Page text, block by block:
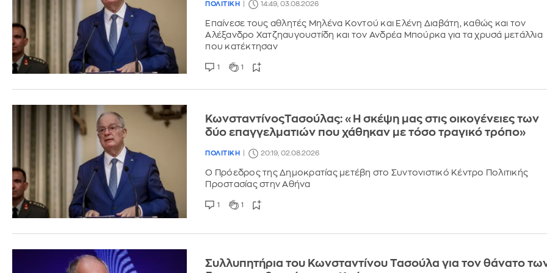
ΠΟΛΙΤΙΚΗ 14:49, 03.08.2026
Eπαίνεσε τους αθλητές Μηλένα Κοντού και Ελένη Διαβάτη, καθώς και τον
Αλέξανδρο Χατζηαυγουστίδη και τον Ανδρέα Μπούρκα για τα χρυσά μετάλλια
που κατέκτησαν
1 1
ΚωνσταντίνοςΤασούλας: «Η σκέψη μας στις οικογένειες των
δύο επαγγελματιών που χάθηκαν με τόσο τραγικό τρόπο»
ΠΟΛΙΤΙΚΗ 20:19, 02.08.2026
Ο Πρόεδρος της Δημοκρατίας μετέβη στο Συντονιστικό Κέντρο Πολιτικής
Προστασίας στην Αθήνα
1 1
Συλλυπητήρια του Κωνσταντίνου Τασούλα για τον θάνατο